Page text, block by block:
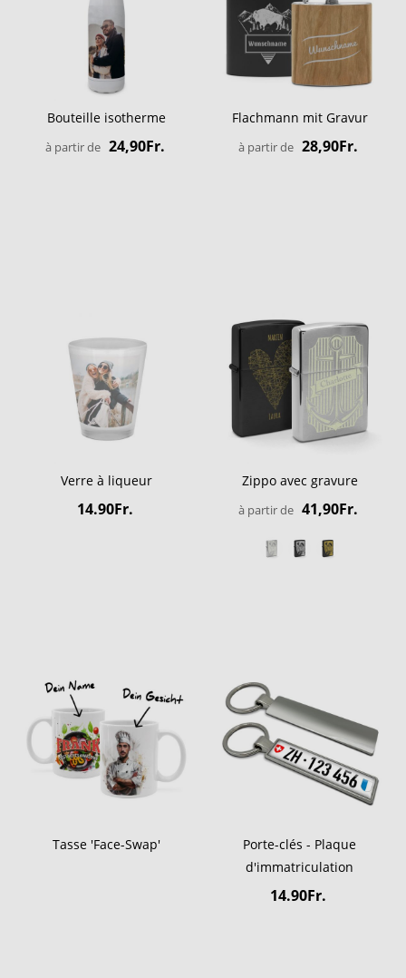
Bouteille isotherme
à partir de 24,90Fr.
Flachmann mit Gravur
à partir de 28,90Fr.
Verre à liqueur
14.90Fr.
Zippo avec gravure
à partir de 41,90Fr.
Tasse 'Face-Swap'
Porte-clés - Plaque
d'immatriculation
14.90Fr.